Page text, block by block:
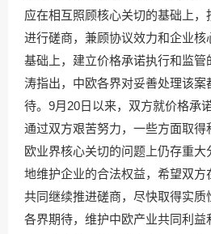
应在相互照顾核心关切的基础上，
进行磋商，兼顾协议效力和企业核
基础上，建立价格承诺执行和监
涛指出，中欧各界对妥善处理该案
待。9月20日以来，双方就价格承
通过双方艰苦努力，一些方面取得
欧业界核心关切的问题上仍存重
地维护企业的合法权益，希望双方
共同继续推进磋商，尽快取得实
各界期待，维护中欧产业共同利